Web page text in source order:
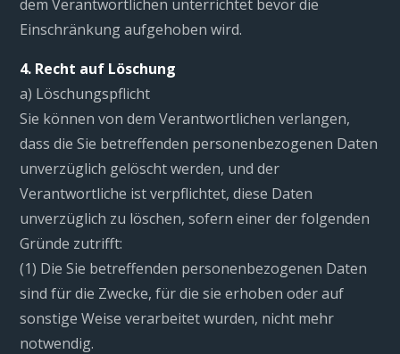
dem Verantwortlichen unterrichtet bevor die
Einschränkung aufgehoben wird.
4. Recht auf Löschung
a) Löschungspflicht
Sie können von dem Verantwortlichen verlangen,
dass die Sie betreffenden personenbezogenen Daten
unverzüglich gelöscht werden, und der
Verantwortliche ist verpflichtet, diese Daten
unverzüglich zu löschen, sofern einer der folgenden
Gründe zutrifft:
(1) Die Sie betreffenden personenbezogenen Daten
sind für die Zwecke, für die sie erhoben oder auf
sonstige Weise verarbeitet wurden, nicht mehr
notwendig.